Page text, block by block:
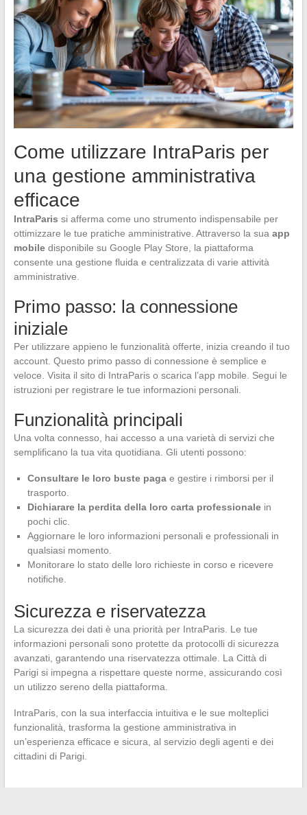
Come utilizzare IntraParis per
una gestione amministrativa
efficace
IntraParis si afferma come uno strumento indispensabile per
ottimizzare le tue pratiche amministrative. Attraverso la sua app
mobiledisponibile su Google Play Store, la piattaforma
consente una gestione fluida e centralizzata di varie attività
amministrative.
Primo passo: la connessione
iniziale
Per utilizzare appieno le funzionalità offerte, inizia creando il tuo
account. Questo primo passo di connessione è semplice e
veloce. Visita il sito di IntraParis o scarica l’app mobile. Segui le
istruzioni per registrare le tue informazioni personali.
Funzionalità principali
Una volta connesso, hai accesso a una varietà di servizi che
semplificano la tua vita quotidiana. Gli utenti possono:
Consultare le loro buste pagae gestire i rimborsi per il
trasporto.
Dichiarare la perdita della loro carta professionalein
pochi clic.
Aggiornare le loro informazioni personali e professionali in
qualsiasi momento.
Monitorare lo stato delle loro richieste in corso e ricevere
notifiche.
Sicurezza e riservatezza
La sicurezza dei dati è una priorità per IntraParis. Le tue
informazioni personali sono protette da protocolli di sicurezza
avanzati, garantendo una riservatezza ottimale. La Città di
Parigi si impegna a rispettare queste norme, assicurando così
un utilizzo sereno della piattaforma.
IntraParis, con la sua interfaccia intuitiva e le sue molteplici
funzionalità, trasforma la gestione amministrativa in
un’esperienza efficace e sicura, al servizio degli agenti e dei
cittadini di Parigi.